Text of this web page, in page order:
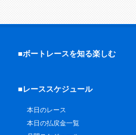
■ボートレースを知る楽しむ
■レーススケジュール
本日のレース
本日の払戻金一覧